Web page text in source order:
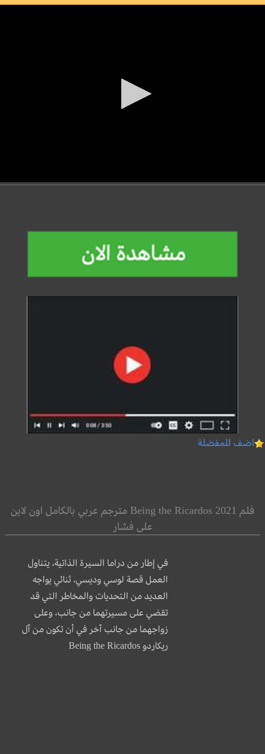
اضف للمفضلة
فلم Being the Ricardos 2021 مترجم عربي بالكامل اون لاين
على فشار
في إطار من دراما السيرة الذاتية، يتناول
العمل قصة لوسي وديسي، ثنائي يواجه
العديد من التحديات والمخاطر التي قد
تقضي على مسيرتهما من جانب، وعلى
زواجهما من جانب آخر في أن تكون من آل
ريكاردو Being the Ricardos